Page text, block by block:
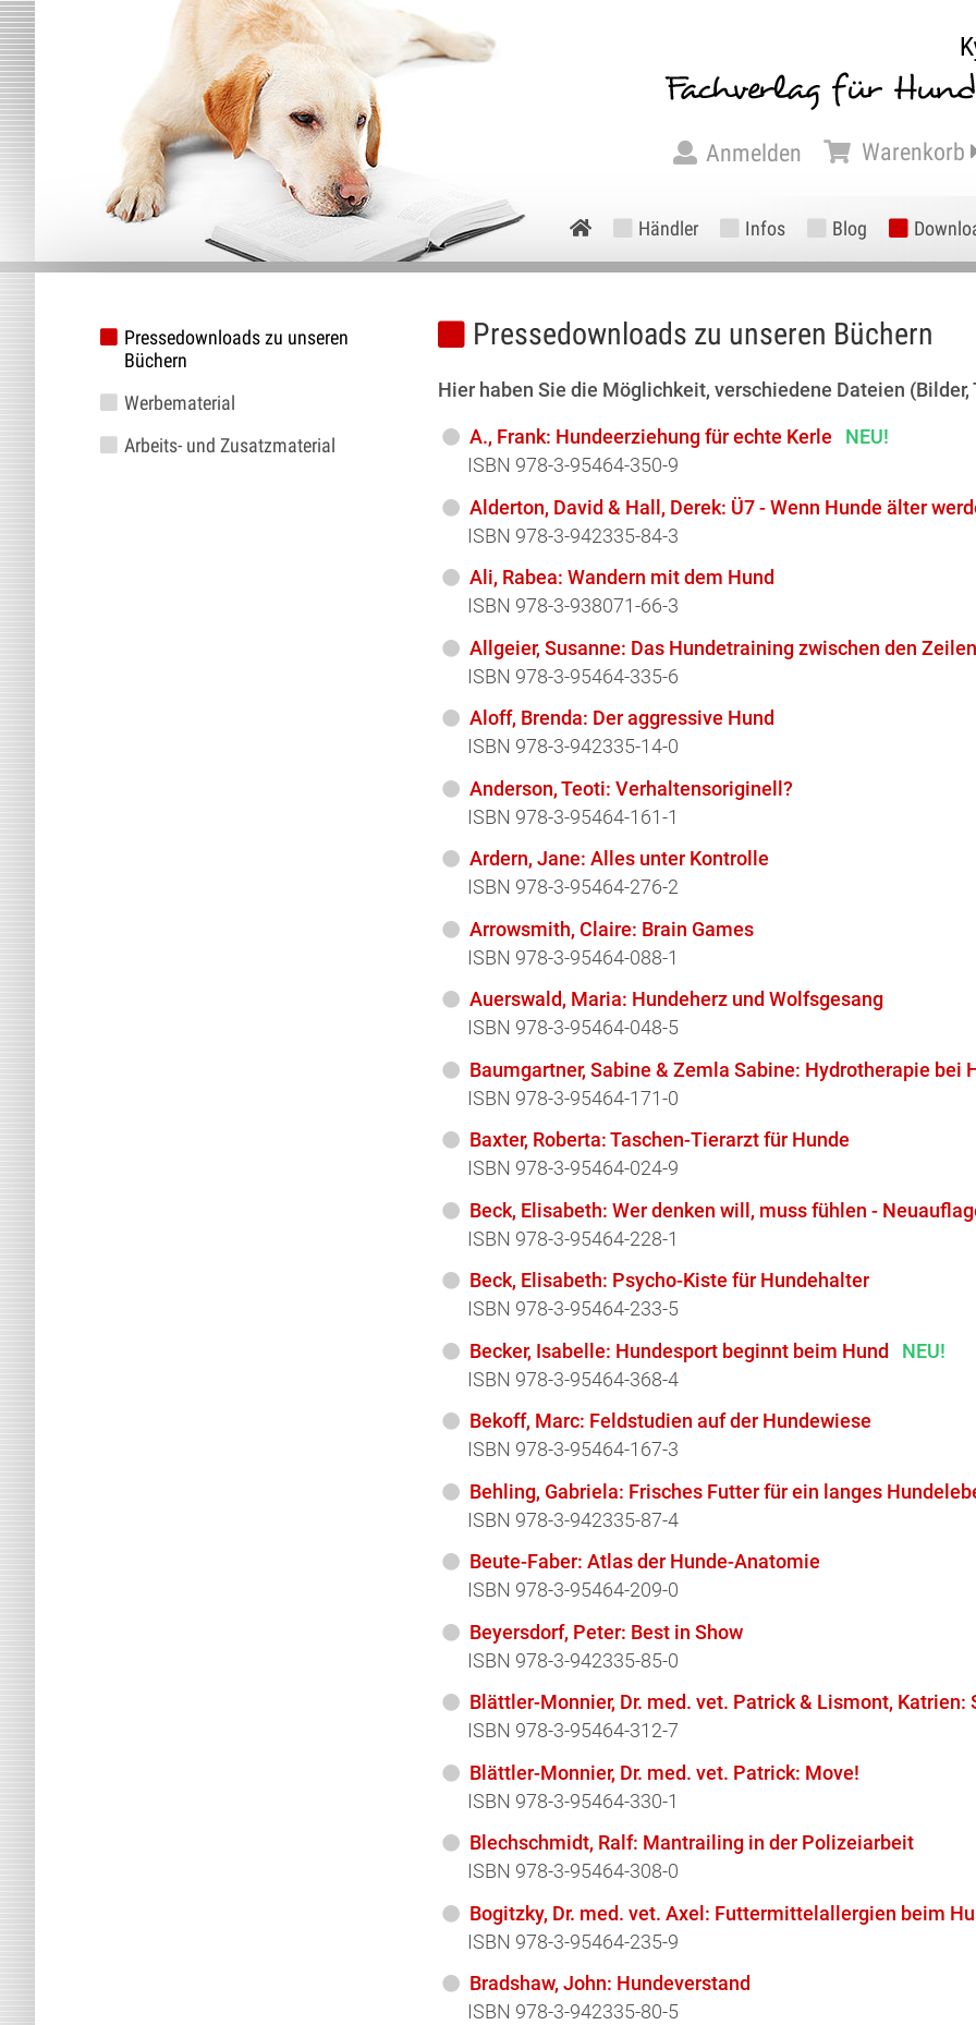
Pressedownloads zu unseren
Büchern
Werbematerial
Arbeits- und Zusatzmaterial
Pressedownloads zu unseren Büchern
Hier haben Sie die Möglichkeit, verschiedene Dateien
A., Frank: Hundeerziehung für echte Kerle NEU!
ISBN 978-3-95464-350-9
Alderton, David & Hall, Derek: Ü7 - Wenn Hunde älter
ISBN 978-3-942335-84-3
Ali, Rabea: Wandern mit dem Hund
ISBN 978-3-938071-66-3
Allgeier, Susanne: Das Hundetraining zwischen den Zeilen
ISBN 978-3-95464-335-6
Aloff, Brenda: Der aggressive Hund
ISBN 978-3-942335-14-0
Anderson, Teoti: Verhaltensoriginell?
ISBN 978-3-95464-161-1
Ardern, Jane: Alles unter Kontrolle
ISBN 978-3-95464-276-2
Arrowsmith, Claire: Brain Games
ISBN 978-3-95464-088-1
Auerswald, Maria: Hundeherz und Wolfsgesang
ISBN 978-3-95464-048-5
Baumgartner, Sabine & Zemla Sabine: Hydrotherapie bei
ISBN 978-3-95464-171-0
Baxter, Roberta: Taschen-Tierarzt für Hunde
ISBN 978-3-95464-024-9
Beck, Elisabeth: Wer denken will, muss fühlen -
ISBN 978-3-95464-228-1
Beck, Elisabeth: Psycho-Kiste für Hundehalter
ISBN 978-3-95464-233-5
Becker, Isabelle: Hundesport beginnt beim Hund
NEU!
ISBN 978-3-95464-368-4
Bekoff, Marc: Feldstudien auf der Hundewiese
ISBN 978-3-95464-167-3
Behling, Gabriela: Frisches Futter für ein langes
ISBN 978-3-942335-87-4
Beute-Faber: Atlas der Hunde-Anatomie
ISBN 978-3-95464-209-0
Beyersdorf, Peter: Best in Show
ISBN 978-3-942335-85-0
Blättler-Monnier, Dr. med. vet. Patrick & Lismont, Katrien:
ISBN 978-3-95464-312-7
Blättler-Monnier, Dr. med. vet. Patrick: Move!
ISBN 978-3-95464-330-1
Blechschmidt, Ralf: Mantrailing in der Polizeiarbeit
ISBN 978-3-95464-308-0
Bogitzky, Dr. med. vet. Axel: Futtermittelallergien beim
ISBN 978-3-95464-235-9
Bradshaw, John: Hundeverstand
ISBN 978-3-942335-80-5
Anmelden Warenkorb
Händler Infos Blog